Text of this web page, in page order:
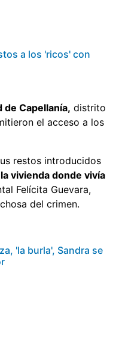
a los 'ricos' con
de Capellanía, distrito
el acceso a los
restos introducidos
vivienda donde vivía
Felícita Guevara,
del crimen.
'la burla', Sandra se